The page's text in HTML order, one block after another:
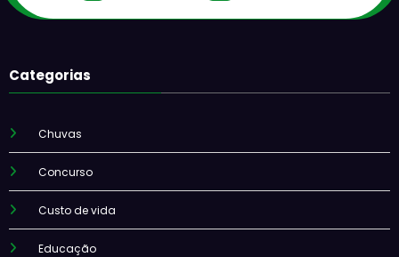
Categorias
Chuvas
Concurso
Custo de vida
Educação